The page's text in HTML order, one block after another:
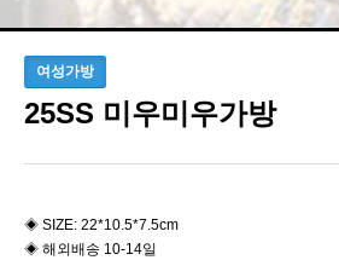
여성가방
25SS 미우미우가방
◈ ​SIZE: 22*10.5*7.5cm
◈ 해외배송 10-14일